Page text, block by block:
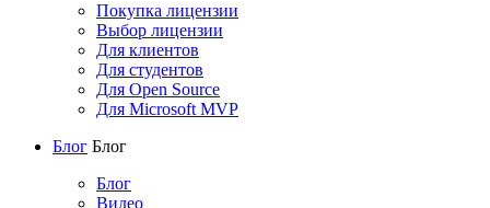
Покупка лицензии
Выбор лицензии
Для клиентов
Для студентов
Для Open Source
Для Microsoft MVP
Блог Блог
Блог
Видео